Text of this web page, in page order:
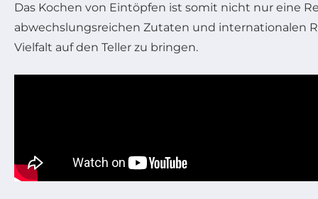
Das Kochen von Eintöpfen ist somit nicht nur eine
abwechslungsreichen Zutaten und internationalen
Vielfalt auf den Teller zu bringen.